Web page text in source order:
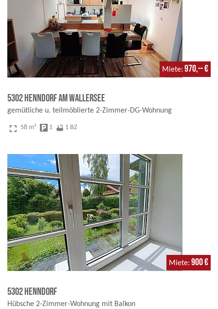
Miete 970,-- €
5302 Henndorf am Wallersee
gemütliche u. teilmöblierte 2-Zimmer-DG-Wohnung
fullscreen 58 m² local_parking 1 bathtub 1 BZ
Miete 900 €
5302 Henndorf
Hübsche 2-Zimmer-Wohnung mit Balkon